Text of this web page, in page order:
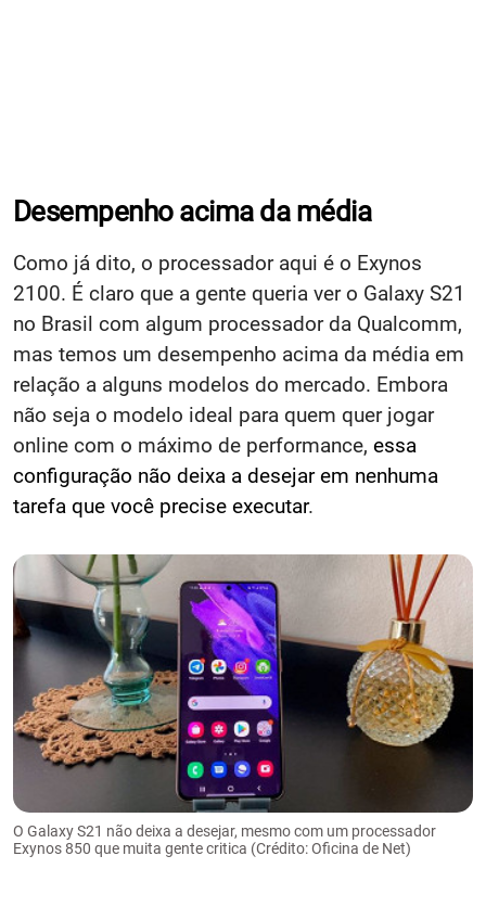
Desempenho acima da média
Como já dito, o processador aqui é o Exynos
2100. É claro que a gente queria ver o Galaxy S21
no Brasil com algum processador da Qualcomm,
mas temos um desempenho acima da média em
relação a alguns modelos do mercado. Embora
não seja o modelo ideal para quem quer jogar
online com o máximo de performance, essa
configuração não deixa a desejar em nenhuma
tarefa que você precise executar.
O Galaxy S21 não deixa a desejar, mesmo com um processador
Exynos 850 que muita gente critica (Crédito: Oficina de Net)